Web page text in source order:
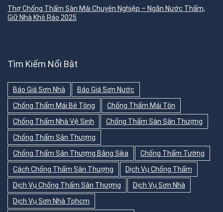
Thợ Chống Thấm Sàn Mái Chuyên Nghiệp – Ngăn Nước Thấm,
Giữ Nhà Khô Ráo 2025
Tìm Kiếm Nổi Bật
Báo Giá Sơn Nhà
Báo Giá Sơn Nước
Chống Thấm Mái Bê Tông
Chống Thấm Mái Tôn
Chống Thấm Nhà Vệ Sinh
Chống Thấm Sàn Sân Thượng
Chống Thấm Sân Thượng
Chống Thấm Sân Thượng Bằng Sika
Chống Thấm Tường
Cách Chống Thấm Sân Thượng
Dịch Vụ Chống Thấm
Dịch Vụ Chống Thấm Sân Thượng
Dịch Vụ Sơn Nhà
Dịch Vụ Sơn Nhà Tphcm